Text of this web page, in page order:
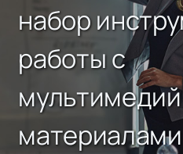
набор
работы с
материалами